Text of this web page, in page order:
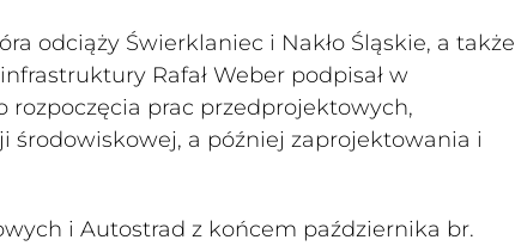
odciąży Świerklaniec i Nakło Śląskie, a także
Rafał Weber podpisał w
rozpoczęcia prac przedprojektowych,
środowiskowej, a później zaprojektowania i
i Autostrad z końcem października br.